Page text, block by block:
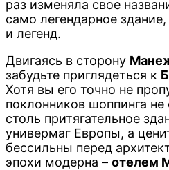
раз изменяла свое
само легендарное
и легенд.
Двигаясь в сторону
забудьте приглядеться к
Хотя вы его точно не
поклонников шоппинга
столь притягательное
универмаг Европы, а
бессильны перед
эпохи модерна – отелем